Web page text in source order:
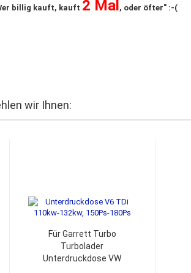
billig kauft, kauft 2 Mal , oder öfter" :-(
wir Ihnen:
Für Garrett Turbo
Turbolader
Unterdruckdose VW